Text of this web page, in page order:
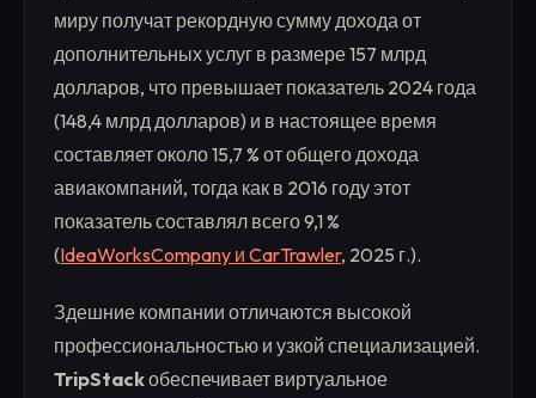
миру получат рекордную сумму дохода от
дополнительных услуг в размере 157 млрд
долларов, что превышает показатель 2024 года
(148,4 млрд долларов) и в настоящее время
составляет около 15,7 % от общего дохода
авиакомпаний, тогда как в 2016 году этот
показатель составлял всего 9,1 %
(IdeaWorksCompany и CarTrawler, 2025 г.).
Здешние компании отличаются высокой
профессиональностью и узкой специализацией.
TripStackобеспечивает виртуальное